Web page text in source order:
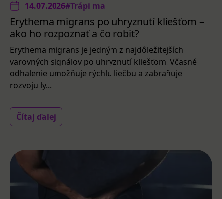
14.07.2026#Trápi ma
Erythema migrans po uhryznutí kliešťom –
ako ho rozpoznať a čo robiť?
Erythema migrans je jedným z najdôležitejších
varovných signálov po uhryznutí kliešťom. Včasné
odhalenie umožňuje rýchlu liečbu a zabraňuje
rozvoju ly...
Čítaj ďalej